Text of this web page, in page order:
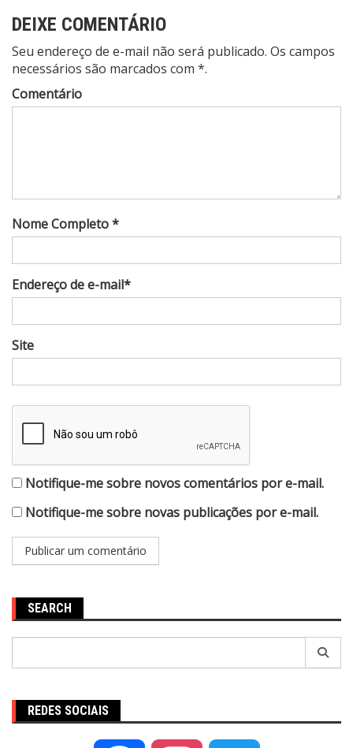
DEIXE COMENTÁRIO
Seu endereço de e-mail não será publicado. Os campos
necessários são marcados com *.
Comentário
Nome Completo *
Endereço de e-mail*
Site
Notifique-me sobre novos comentários por e-mail.
Notifique-me sobre novas publicações por e-mail.
SEARCH
REDES SOCIAIS